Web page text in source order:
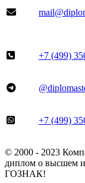
+7 (499)
+7 (499)
© 2000 - 2023
диплом о высшем
ГОЗНАК!